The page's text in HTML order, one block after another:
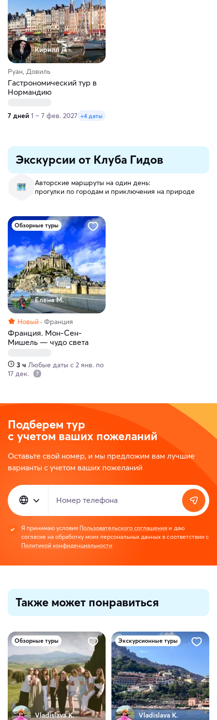
Кирилл Л.
Руан, Довиль
Гастрономический тур в
Нормандию
7 дней 1 – 7 фев. 2027 +4 даты
Экскурсии от Клуба Гидов
Авторские маршруты на один день:
прогулки по городам и приключения на природе
Обзорные туры
Елена М.
Новый Франция
Франция. Мон-Сен-
Мишель — чудо света
3 ч Любые даты с 2 янв. по
17 дек.
Подберем тур
с учетом ваших пожеланий
Оставьте свой номер, и мы предложим вам лучшие
варианты с учетом ваших пожеланий
Номер телефона
Я принимаю условия Пользовательского соглашения и даю
согласие на обработку моих персональных данных в соответствии с
Политикой конфиденциальности
Также может понравиться
Обзорные туры
Vladislava K.
Экскурсионные туры
Vladislava K.